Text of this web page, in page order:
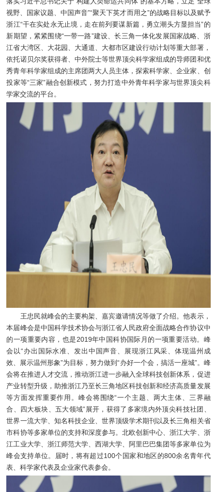
视野、国家议题、中国声音”“聚天下英才而用之”的战略目标以及赋予
浙江“干在实处永无止境，走在前列要谋新篇，勇立潮头方显担当”的
新期望，紧紧围绕“一带一路”建设、长三角一体化发展国家战略、浙
江省大湾区、大花园、大通道、大都市区建设行动计划等重大部署，
依托诺贝尔奖获得者、中外院士等世界顶尖科学家组成的导师团和优
秀青年科学家组成的主席团两大人员主体，探索科学家、企业家、创
投家等“三家”融合创新模式，努力打造中外青年科学家与世界顶尖科
学家交流的平台。
王忠民就峰会的主要构架、嘉宾邀请情况等做了介绍。他表示，
本届峰会是中国科学技术协会与浙江省人民政府全面战略合作协议中
的一项重要内容，也是2019年中国科协国际月的一项重要活动。峰
会以“办出国际水准、发出中国声音、展现浙江风采、体现温州成
效、展示温州形象”为目标，努力做到“办好一个会，搞活一座城”。峰
会将在推进人才交流，推动浙江进一步融入全球科技创新体系，促进
产业转型升级，助推浙江乃至长三角地区科技创新和经济高质量发展
等方面发挥重要作用。峰会将围绕“一个主题、两大主体、三界融
合、四大板块、五大领域”展开，获得了多家境内外顶尖科技社团、
世界一流大学、知名科技企业、世界顶级学术期刊以及长三角相关省
市科协等多家单位的支持和深度参与。北欧创新中心、浙江大学、浙
江工业大学、浙江师范大学、西湖大学、阿里巴巴集团等多家单位为
峰会支持单位。届时，将有超过100个国家和地区的800余名青年代
表、科学家代表及企业家代表参会。